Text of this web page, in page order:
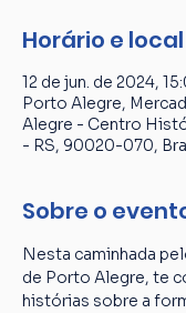
Horário e local
12 de jun. de 2024,
Porto Alegre,
Alegre - Centro
- RS, 90020-070,
Sobre o
Nesta caminhada
de Porto Alegre, te
histórias sobre a